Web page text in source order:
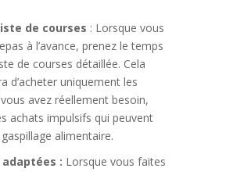
de courses : Lorsque vous
à l’avance, prenez le temps
de courses détaillée. Cela
d’acheter uniquement les
avez réellement besoin,
achats impulsifs qui peuvent
alimentaire.
: Lorsque vous faites